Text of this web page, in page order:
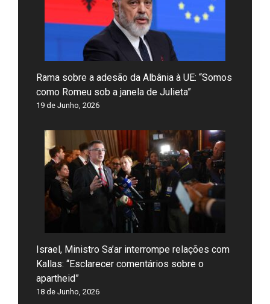
Rama sobre a adesão da Albânia à UE: “Somos
como Romeu sob a janela de Julieta”
19 de Junho, 2026
Israel, Ministro Sa’ar interrompe relações com
Kallas: “Esclarecer comentários sobre o
apartheid”
18 de Junho, 2026